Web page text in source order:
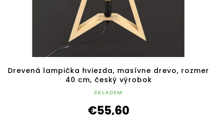
Drevená lampička hviezda, masívne drevo, rozmer
40 cm, český výrobok
SKLADEM
€55,60